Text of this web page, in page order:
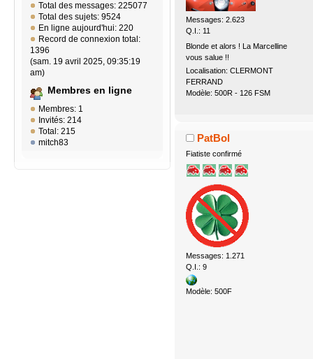
Total des messages: 225077
Total des sujets: 9524
En ligne aujourd'hui: 220
Record de connexion total:
1396
(sam. 19 avril 2025, 09:35:19
am)
Membres en ligne
Membres: 1
Invités: 214
Total: 215
mitch83
Messages: 2.623
Q.I.: 11
Blonde et alors ! La Marcelline
vous salue !!
Localisation: CLERMONT
FERRAND
Modèle: 500R - 126 FSM
PatBol
Fiatiste confirmé
Messages: 1.271
Q.I.: 9
Modèle: 500F